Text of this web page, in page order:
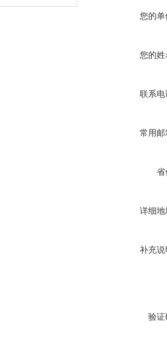
您的单
您的姓
联系电
常用邮
省
详细地
补充说
验证